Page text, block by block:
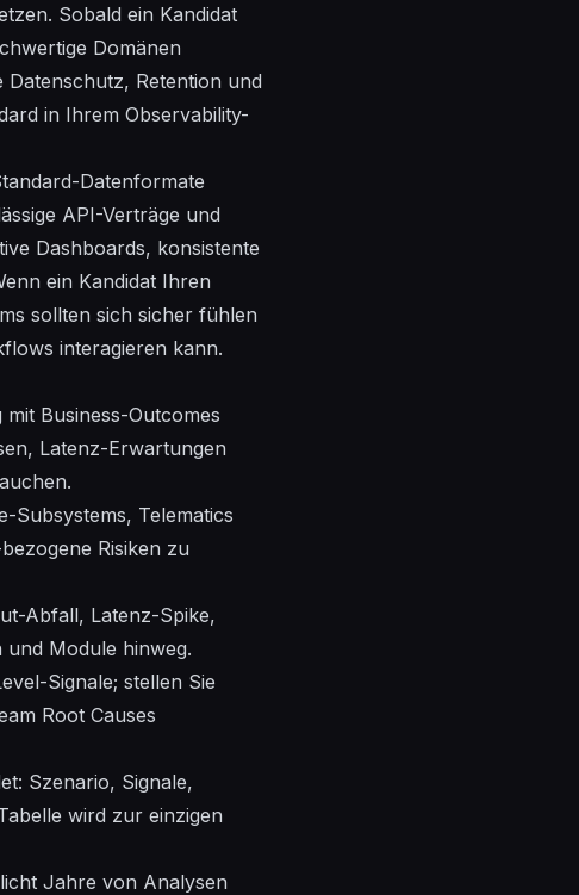
Sobald ein Kandidat
Domänen
Retention und
in Ihrem Observability-
Datenformate
API-Verträge und
Dashboards, konsistente
ein Kandidat Ihren
sollten sich sicher fühlen
interagieren kann.
Business-Outcomes
Latenz-Erwartungen
Subsystems, Telematics
Risiken zu
Abfall, Latenz-Spike,
Module hinweg.
Signale; stellen Sie
Root Causes
Szenario, Signale,
wird zur einzigen
Jahre von Analysen